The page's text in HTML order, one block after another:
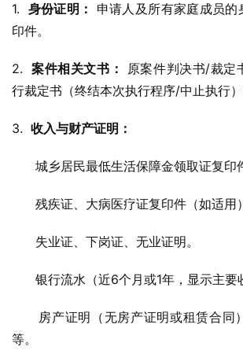
1. 身份证明：
申请人及所有家庭成员的
印件。
2. 案件相关文书：
原案件判决书/裁定
行裁定书（终结本次执行程序/中止执行）
3. 收入与财产证明：
城乡居民最低生活保障金领取证复
残疾证、大病医疗证复印件（如适用
      失业证、下岗证、无业证明。
银行流水（近6个月或1年，显示主
等。